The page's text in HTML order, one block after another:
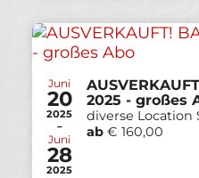
Juni
20
2025
-
Juni
28
2025
2025 - großes
diverse Location
ab € 160,00